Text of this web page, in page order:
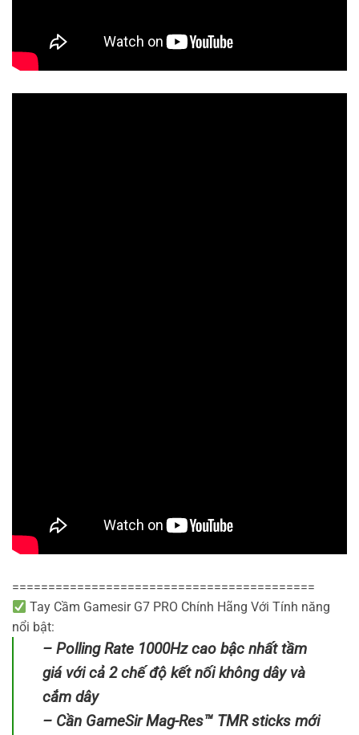
==========================================
Tay Cầm Gamesir G7 PRO Chính Hãng Với Tính năng
nổi bật:
– Polling Rate 1000Hz cao bậc nhất tầm
giá với cả 2 chế độ kết nối không dây và
cắm dây
– Cần GameSir Mag-Res™ TMR sticks mới